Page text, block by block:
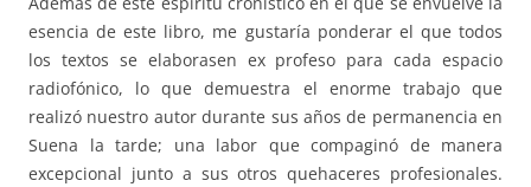
esencia de este libro, me gustaría ponderar el que todos
los textos se elaborasen ex profeso para cada espacio
radiofónico, lo que demuestra el enorme trabajo que
realizó nuestro autor durante sus años de permanencia en
Suena la tarde; una labor que compaginó de manera
excepcional junto a sus otros quehaceres profesionales.